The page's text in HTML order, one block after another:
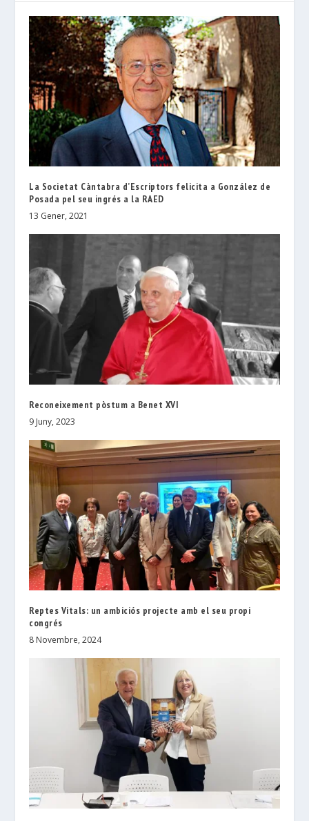
La Societat Càntabra d’Escriptors felicita a González de
Posada pel seu ingrés a la RAED
13 Gener, 2021
Reconeixement pòstum a Benet XVI
9 Juny, 2023
Reptes Vitals: un ambiciós projecte amb el seu propi
congrés
8 Novembre, 2024